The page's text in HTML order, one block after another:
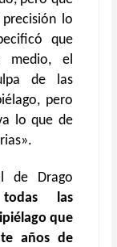
lo
que
medio, el
de las
pero
lo que de
de Drago
las
que
años de